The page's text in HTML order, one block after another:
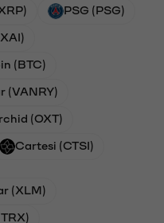
PSG (PSG)
(BTC)
(VANRY)
(OXT)
Cartesi (CTSI)
(XLM)